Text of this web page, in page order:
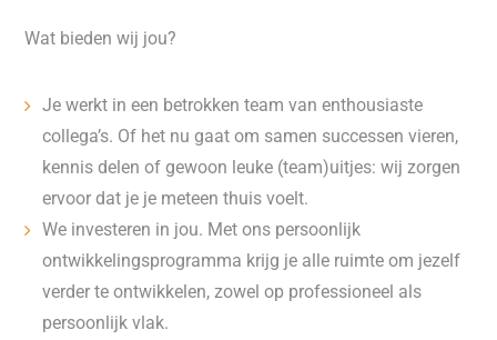
Wat bieden wij jou?
Je werkt in een betrokken team van enthousiaste
collega’s. Of het nu gaat om samen successen vieren,
kennis delen of gewoon leuke (team)uitjes: wij zorgen
ervoor dat je je meteen thuis voelt.
We investeren in jou. Met ons persoonlijk
ontwikkelingsprogramma krijg je alle ruimte om jezelf
verder te ontwikkelen, zowel op professioneel als
persoonlijk vlak.